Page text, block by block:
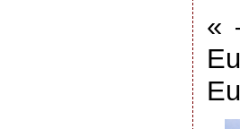
«